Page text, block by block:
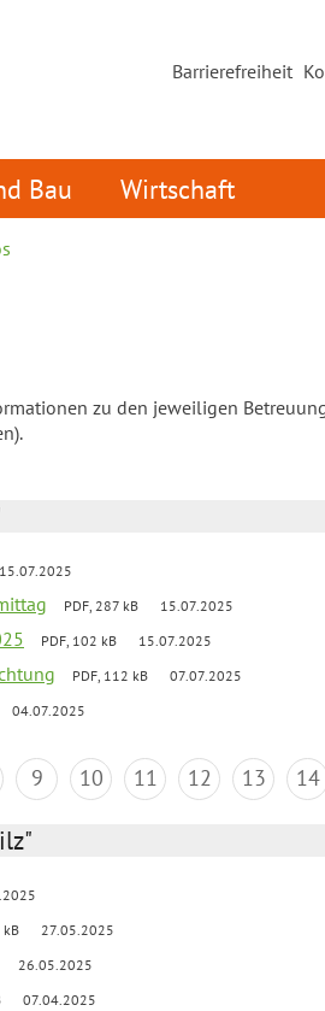
Barrierefreiheit
Bau Wirtschaft
zu den jeweiligen
15.07.2025
PDF, 287 kB 15.07.2025
PDF, 102 kB 15.07.2025
PDF, 112 kB 07.07.2025
04.07.2025
9 10 11 12 13 14
kB 27.05.2025
26.05.2025
07.04.2025